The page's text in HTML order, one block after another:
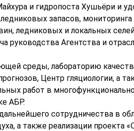
и гидропоста Хушьёри и
запасов,
ледниковых и локальных
руководства Агентства и
среды, лабораторию
Центр гляциологии, а
работ в
АБР.
сотрудничества в
а также реализации проекта